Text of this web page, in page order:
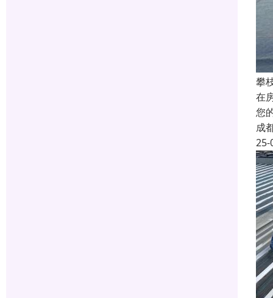
攀
在
您
成
25-